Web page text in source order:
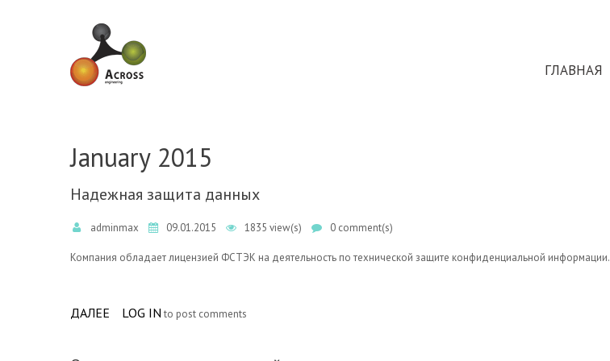
ГЛАВНАЯ
January 2015
Надежная защита данных
adminmax 09.01.2015 1835 view(s) 0 comment(s)
Компания обладает лицензией ФСТЭК на деятельность по технической защите конфиденциальной информации.
ДАЛЕЕ ABOUT НАДЕЖНАЯ ЗАЩИТА ДАННЫХ
LOG IN to post comments